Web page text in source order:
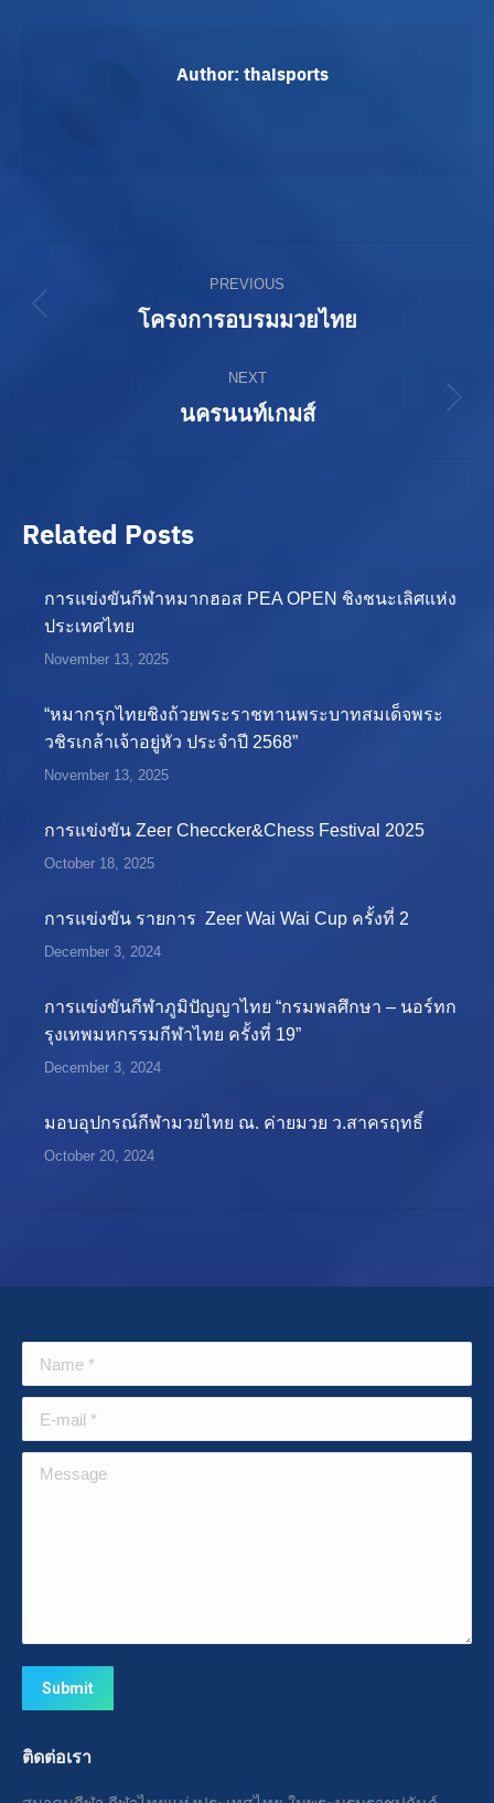
Author: thaisports
navigation
PREVIOUS
Previous
โครงการอบรมมวยไทย
NEXT
Next
นครนนท์เกมส์
Related Posts
การแข่งขันกีฬาหมากฮอส PEA OPEN ชิงชนะเลิศแห่ง
ประเทศไทย
November 13, 2025
“หมากรุกไทยชิงถ้วยพระราชทานพระบาทสมเด็จพระ
วชิรเกล้าเจ้าอยู่หัว ประจำปี 2568”
November 13, 2025
การแข่งขัน Zeer Checcker&Chess Festival 2025
October 18, 2025
การแข่งขัน รายการ Zeer Wai Wai Cup ครั้งที่ 2
December 3, 2024
การแข่งขันกีฬาภูมิปัญญาไทย “กรมพลศึกษา – นอร์ทก
รุงเทพมหกรรมกีฬาไทย ครั้งที่ 19”
December 3, 2024
มอบอุปกรณ์กีฬามวยไทย ณ. ค่ายมวย ว.สาครฤทธิ์
October 20, 2024
Name *
E-mail *
Message
Submit
ติดต่อเรา